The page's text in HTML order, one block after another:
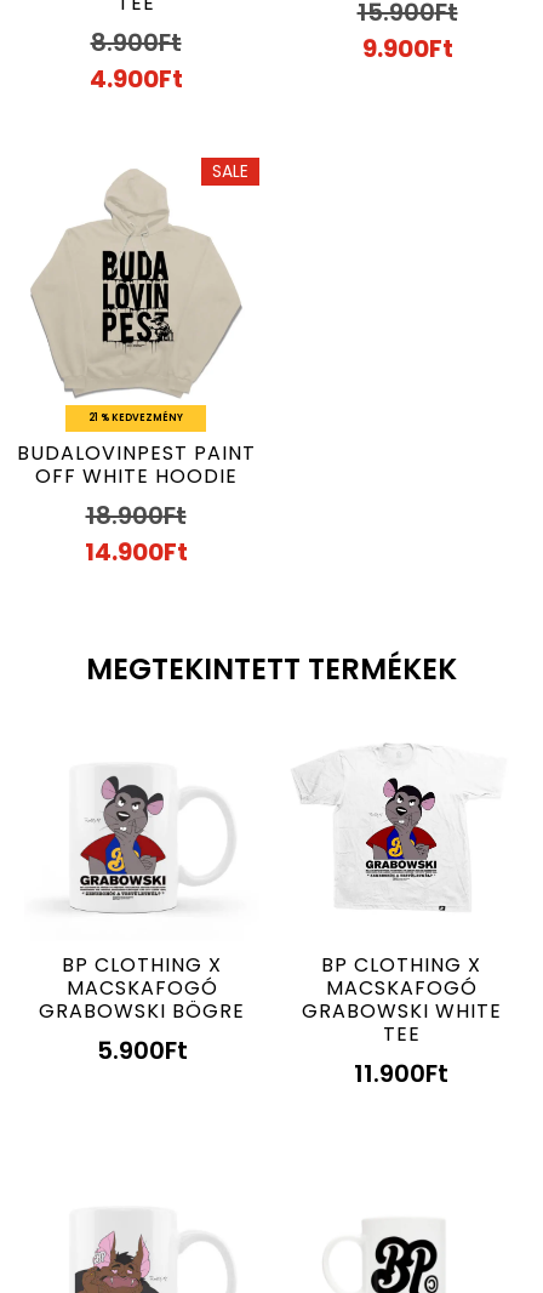
8.900Ft
4.900Ft
15.900Ft
9.900Ft
SALE
21 % KEDVEZMÉNY
BUDALOVINPEST PAINT
OFF WHITE HOODIE
18.900Ft
14.900Ft
MEGTEKINTETT TERMÉKEK
BP CLOTHING X
MACSKAFOGÓ
GRABOWSKI BÖGRE
5.900Ft
BP CLOTHING X
MACSKAFOGÓ
GRABOWSKI WHITE
TEE
11.900Ft